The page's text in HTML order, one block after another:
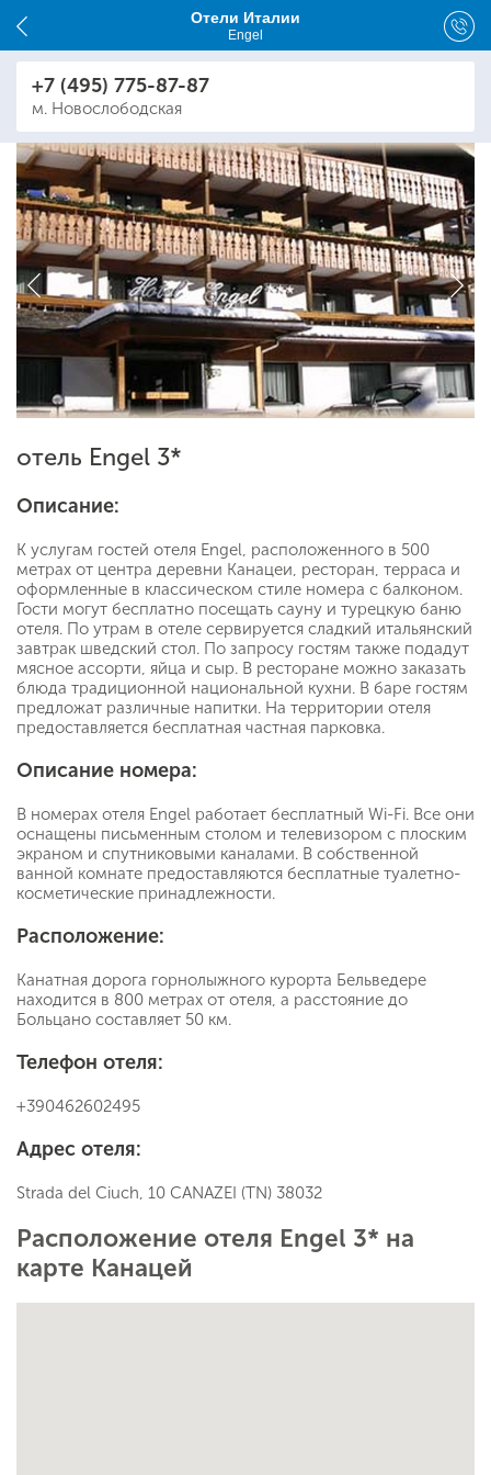
Отели Италии
Engel
+7 (495) 775-87-87
м. Новослободская
отель Engel 3*
Описание:
К услугам гостей отеля Engel, расположенного в 500
метрах от центра деревни Канацеи, ресторан, терраса и
оформленные в классическом стиле номера с балконом.
Гости могут бесплатно посещать сауну и турецкую баню
отеля. По утрам в отеле сервируется сладкий итальянский
завтрак шведский стол. По запросу гостям также подадут
мясное ассорти, яйца и сыр. В ресторане можно заказать
блюда традиционной национальной кухни. В баре гостям
предложат различные напитки. На территории отеля
предоставляется бесплатная частная парковка.
Описание номера:
В номерах отеля Engel работает бесплатный Wi-Fi. Все они
оснащены письменным столом и телевизором с плоским
экраном и спутниковыми каналами. В собственной
ванной комнате предоставляются бесплатные туалетно-
косметические принадлежности.
Расположение:
Канатная дорога горнолыжного курорта Бельведере
находится в 800 метрах от отеля, а расстояние до
Больцано составляет 50 км.
Телефон отеля:
+390462602495
Адрес отеля:
Strada del Ciuch, 10 CANAZEI (TN) 38032
Расположение отеля Engel 3* на
карте Канацей